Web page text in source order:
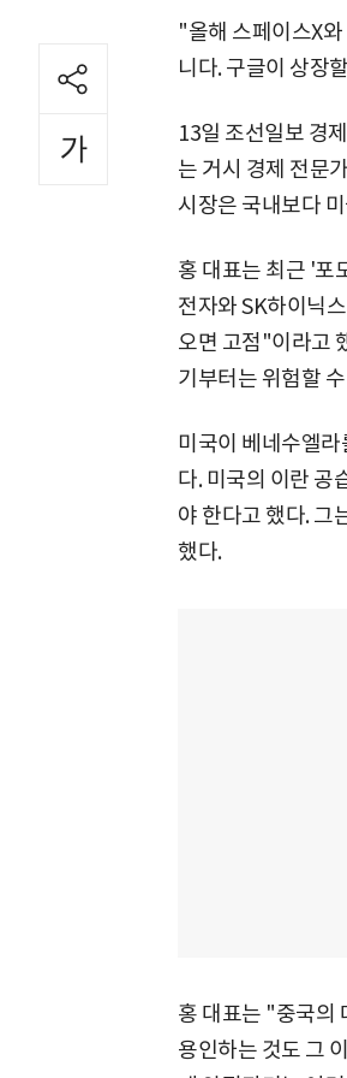
"올해 스페이스X
니다. 구글이 상장
13일 조선일보 경
는 거시 경제 전문
시장은 국내보다
홍 대표는 최근 '포
전자와 SK하이닉
오면 고점"이라고
기부터는 위험할
미국이 베네수엘
다. 미국의 이란 공
야 한다고 했다. 그
했다.
홍 대표는 "중국의
용인하는 것도 그